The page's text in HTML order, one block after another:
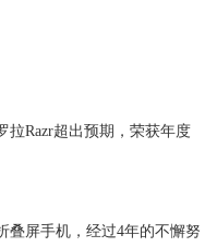
拉Razr超出预期，荣获年度
屏手机，经过4年的不懈努